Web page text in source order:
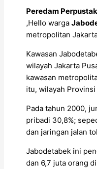
Peredam
,Hello warga
metropolitan
Kawasan
wilayah Jakarta
kawasan
itu, wilayah
Pada tahun 2000,
pribadi 30,8%;
dan jaringan jalan
Jabodetabek ini
dan 6,7 juta orang